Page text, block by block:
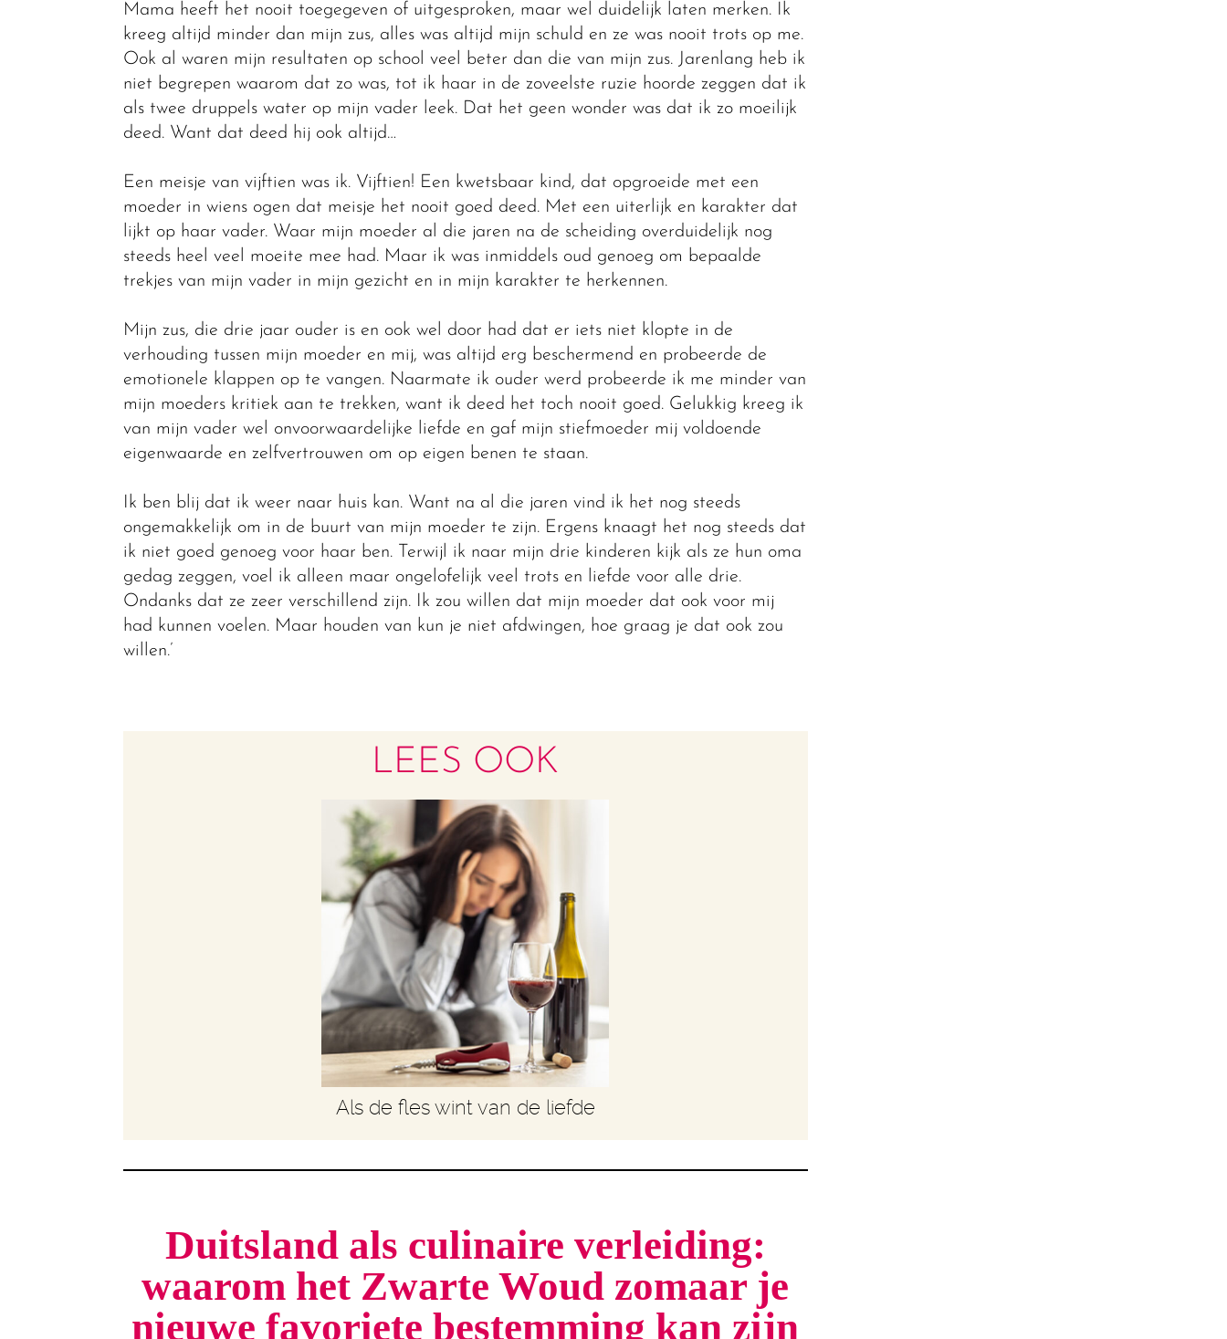
Mama heeft het nooit toegegeven of uitgesproken, maar wel duidelijk laten merken. Ik
kreeg altijd minder dan mijn zus, alles was altijd mijn schuld en ze was nooit trots op me.
Ook al waren mijn resultaten op school veel beter dan die van mijn zus. Jarenlang heb ik
niet begrepen waarom dat zo was, tot ik haar in de zoveelste ruzie hoorde zeggen dat ik
als twee druppels water op mijn vader leek. Dat het geen wonder was dat ik zo moeilijk
deed. Want dat deed hij ook altijd…
Een meisje van vijftien was ik. Vijftien! Een kwetsbaar kind, dat opgroeide met een
moeder in wiens ogen dat meisje het nooit goed deed. Met een uiterlijk en karakter dat
lijkt op haar vader. Waar mijn moeder al die jaren na de scheiding overduidelijk nog
steeds heel veel moeite mee had. Maar ik was inmiddels oud genoeg om bepaalde
trekjes van mijn vader in mijn gezicht en in mijn karakter te herkennen.
Mijn zus, die drie jaar ouder is en ook wel door had dat er iets niet klopte in de
verhouding tussen mijn moeder en mij, was altijd erg beschermend en probeerde de
emotionele klappen op te vangen. Naarmate ik ouder werd probeerde ik me minder van
mijn moeders kritiek aan te trekken, want ik deed het toch nooit goed. Gelukkig kreeg ik
van mijn vader wel onvoorwaardelijke liefde en gaf mijn stiefmoeder mij voldoende
eigenwaarde en zelfvertrouwen om op eigen benen te staan.
Ik ben blij dat ik weer naar huis kan. Want na al die jaren vind ik het nog steeds
ongemakkelijk om in de buurt van mijn moeder te zijn. Ergens knaagt het nog steeds dat
ik niet goed genoeg voor haar ben. Terwijl ik naar mijn drie kinderen kijk als ze hun oma
gedag zeggen, voel ik alleen maar ongelofelijk veel trots en liefde voor alle drie.
Ondanks dat ze zeer verschillend zijn. Ik zou willen dat mijn moeder dat ook voor mij
had kunnen voelen. Maar houden van kun je niet afdwingen, hoe graag je dat ook zou
willen.’
LEES OOK
Als de fles wint van de liefde
Duitsland als culinaire verleiding:
waarom het Zwarte Woud zomaar je
nieuwe favoriete bestemming kan zijn